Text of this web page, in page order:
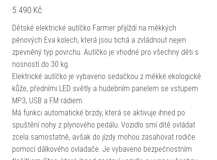
5 490 Kč
Dětské elektrické autíčko Farmer přijíždí na měkkých
pěnových Eva kolech, která jsou tichá a zvládnout nejen
zpevněný typ povrchu. Autíčko je vhodné pro všechny děti s
nosností do 30 kg.
Elektrické autíčko je vybaveno sedačkou z měkké ekologické
kůže, předními LED světly a hudebním panelem se vstupem
MP3, USB a FM rádiem.
Má funkci automatické brzdy, která se aktivuje ihned po
spuštění nohy z plynového pedálu. Vozidlo smí dítě ovládat
zcela samostatně, avšak do jízdy mohou zasahovat rodiče
pomocí dálkového ovladače. Je vybaveno bezpečnostním